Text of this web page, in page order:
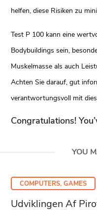
helfen, diese Risiken zu
Test P 100 kann eine
Bodybuildings sein,
Muskelmasse als auch
Achten Sie darauf, gut
verantwortungsvoll mit
Congratulations!
YOU
COMPUTERS, GAMES
Udviklingen Af